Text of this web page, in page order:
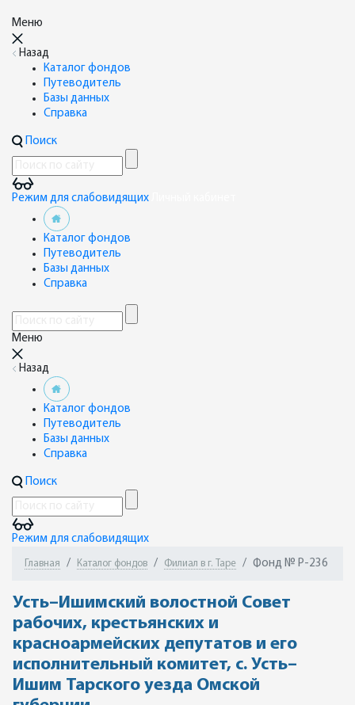
Меню
Назад
Каталог фондов
Путеводитель
Базы данных
Справка
Поиск
Режим для слабовидящих
Каталог фондов
Путеводитель
Базы данных
Справка
Меню
Назад
Каталог фондов
Путеводитель
Базы данных
Справка
Поиск
Режим для слабовидящих
Главная Каталог фондов Филиал в г. Таре Фонд № Р-236
Усть–Ишимский волостной Совет
рабочих, крестьянских и
красноармейских депутатов и его
исполнительный комитет, с. Усть–
Ишим Тарского уезда Омской